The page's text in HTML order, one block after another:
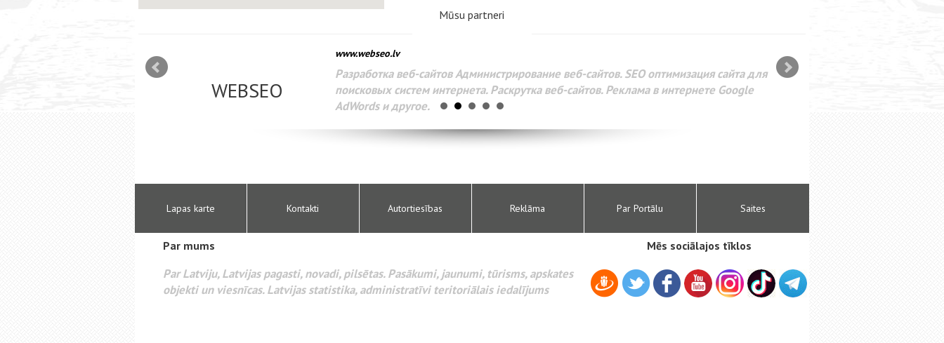
Mūsu partneri
WEBSEO
www.webseo.lv
Разработка веб-сайтов Администрирование веб-сайтов. SEO оптимизация сайта для
поисковых систем интернета. Раскрутка веб-сайтов. Реклама в интернете Google
AdWords и другое.
Lapas karte Kontakti Autortiesības Reklāma Par Portālu Saites
Par mums
Par Latviju, Latvijas pagasti, novadi, pilsētas. Pasākumi, jaunumi, tūrisms, apskates
objekti un viesnīcas. Latvijas statistika, administratīvi teritoriālais iedalījums
Mēs sociālajos tīklos